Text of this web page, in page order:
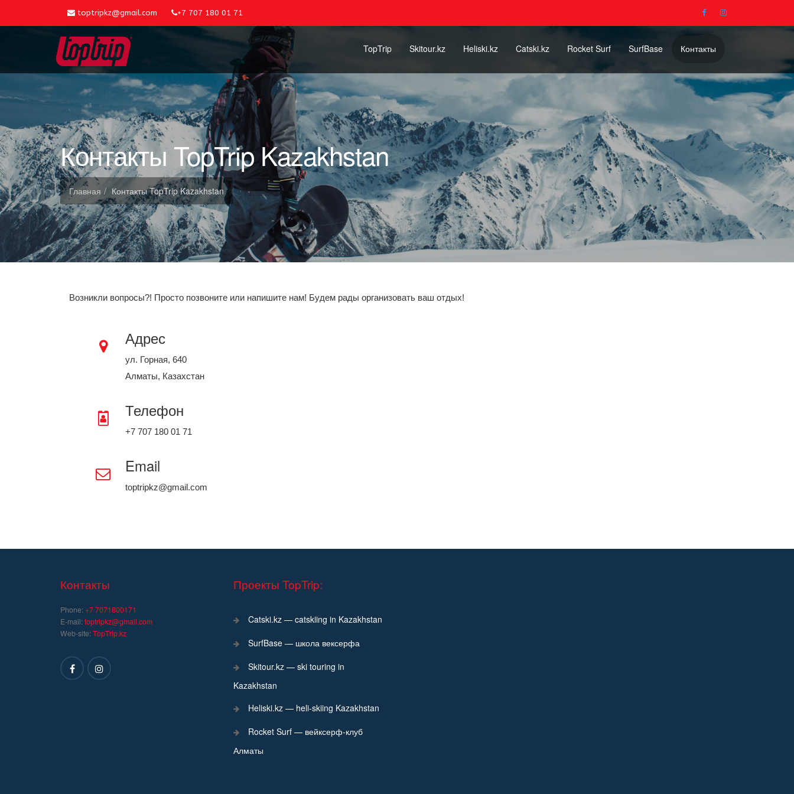
toptripkz@gmail.com +7 707 180 01 71
TopTrip Skitour.kz Heliski.kz Catski.kz Rocket Surf SurfBase Контакты
Контакты TopTrip Kazakhstan
Главная Контакты TopTrip Kazakhstan
Возникли вопросы?! Просто позвоните или напишите нам! Будем рады организовать ваш отдых!
Адрес
ул. Горная, 640
Алматы, Казахстан
Телефон
+7 707 180 01 71
Email
toptripkz@gmail.com
Контакты
Phone:+7 7071800171
E-mail:toptripkz@gmail.com
Web-site:TopTrip.kz
Проекты TopTrip:
Catski.kz — catskiing in Kazakhstan
SurfBase — школа вексерфа
Skitour.kz — ski touring in
Kazakhstan
Heliski.kz — heli-skiing Kazakhstan
Rocket Surf — вейксерф-клуб
Алматы